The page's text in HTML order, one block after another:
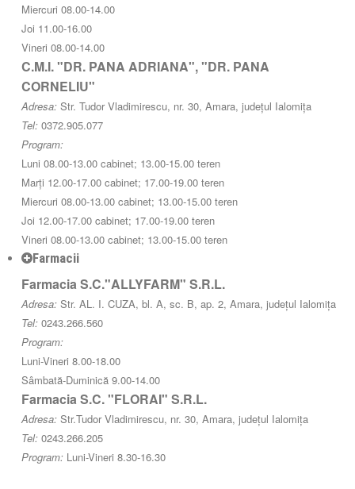
Miercuri 08.00-14.00
Joi 11.00-16.00
Vineri 08.00-14.00
C.M.I. "DR. PANA ADRIANA", "DR. PANA
CORNELIU"
Adresa: Str. Tudor Vladimirescu, nr. 30, Amara, județul Ialomița
Tel: 0372.905.077
Program:
Luni 08.00-13.00 cabinet; 13.00-15.00 teren
Marți 12.00-17.00 cabinet; 17.00-19.00 teren
Miercuri 08.00-13.00 cabinet; 13.00-15.00 teren
Joi 12.00-17.00 cabinet; 17.00-19.00 teren
Vineri 08.00-13.00 cabinet; 13.00-15.00 teren
Farmacii
Farmacia S.C."ALLYFARM" S.R.L.
Adresa: Str. AL. I. CUZA, bl. A, sc. B, ap. 2, Amara, județul Ialomița
Tel: 0243.266.560
Program:
Luni-Vineri 8.00-18.00
Sâmbată-Duminică 9.00-14.00
Farmacia S.C. "FLORAI" S.R.L.
Adresa: Str.Tudor Vladimirescu, nr. 30, Amara, județul Ialomița
Tel: 0243.266.205
Program: Luni-Vineri 8.30-16.30